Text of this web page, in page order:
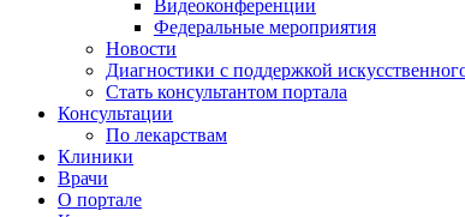
Видеоконференции
Федеральные мероприятия
Новости
Диагностики с поддержкой
Стать консультантом портала
Консультации
По лекарствам
Клиники
Врачи
О портале